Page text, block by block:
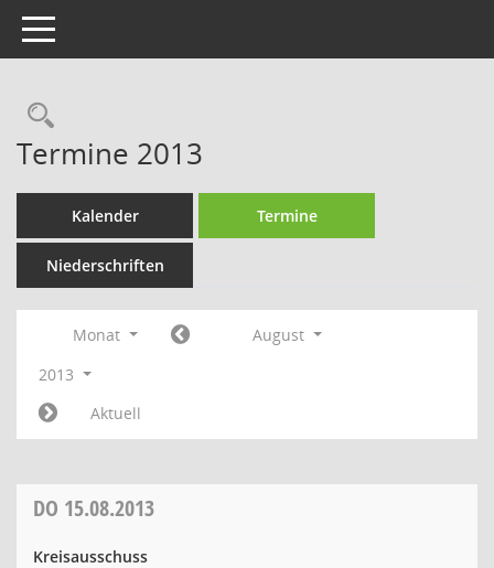
Toggle navigation
Rechercheauswahl
Termine 2013
Kalender Termine
Niederschriften
Monat
August
2013
Aktuell
DO 15.08.2013
Kreisausschuss